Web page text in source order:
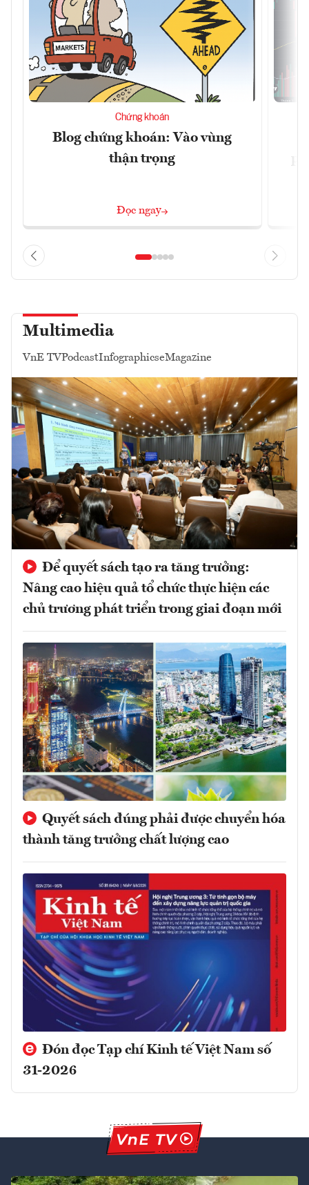
Chứng khoán
Blog chứng khoán: Vào vùng
thận trọng
Đọc ngay
Multimedia
VnE TVPodcastInfographicseMagazine
Để quyết sách tạo ra tăng trưởng:
Nâng cao hiệu quả tổ chức thực hiện các
chủ trương phát triển trong giai đoạn mới
Quyết sách đúng phải được chuyển hóa
thành tăng trưởng chất lượng cao
Đón đọc Tạp chí Kinh tế Việt Nam số
31-2026